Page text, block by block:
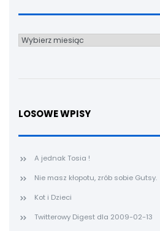
Archiwum
LOSOWE WPISY
A jednak Tosia !
Nie masz kłopotu, zrób sobie Gutsy.
Kot i Dzieci
Twitterowy Digest dla 2009-02-13